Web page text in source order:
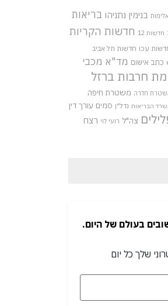
אלימות בנימין נתניהו בריאות
חדשות 12 חדשות הקריות
עכו חדשות תל אביב
כתב אישום מד"א מכבי
חרבות ברזל
חדרה משטרת חיפה
הבריאות נדל"ן סמים עורך דין
צה"ל רועי לוי רצח
בעולם של היום.
שלך כל יום